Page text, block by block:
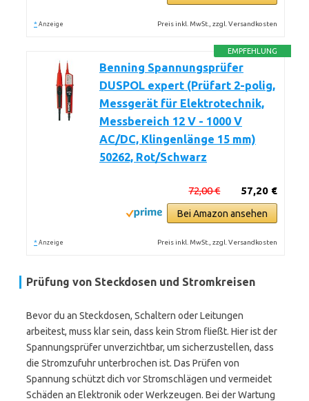
* Anzeige Preis inkl. MwSt., zzgl. Versandkosten
EMPFEHLUNG
Benning Spannungsprüfer
DUSPOL expert (Prüfart 2-polig,
Messgerät für Elektrotechnik,
Messbereich 12 V - 1000 V
AC/DC, Klingenlänge 15 mm)
50262, Rot/Schwarz
57,20 €
72,00 €
Bei Amazon ansehen
* Anzeige Preis inkl. MwSt., zzgl. Versandkosten
Prüfung von Steckdosen und Stromkreisen
Bevor du an Steckdosen, Schaltern oder Leitungen
arbeitest, muss klar sein, dass kein Strom fließt. Hier ist der
Spannungsprüfer unverzichtbar, um sicherzustellen, dass
die Stromzufuhr unterbrochen ist. Das Prüfen von
Spannung schützt dich vor Stromschlägen und vermeidet
Schäden an Elektronik oder Werkzeugen. Bei der Wartung